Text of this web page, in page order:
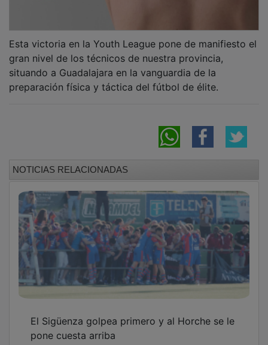
gran nivel de los técnicos de nuestra provincia,
situando a Guadalajara en la vanguardia de la
preparación física y táctica del fútbol de élite.
pone cuesta arriba